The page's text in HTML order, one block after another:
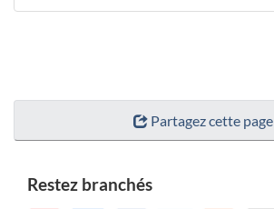
Partagez cette page
Restez branchés